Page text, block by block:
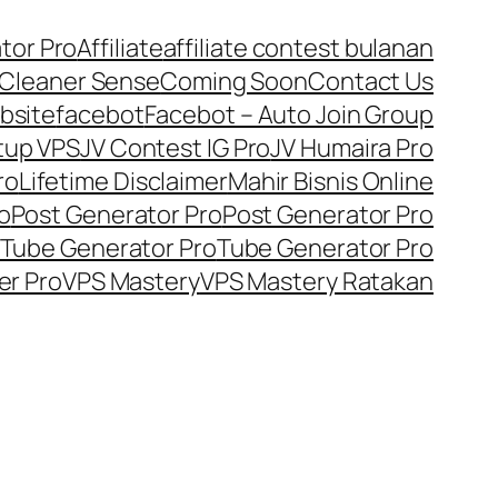
ProAffiliateaffiliate contest bulanan
SenseComing SoonContact Us
facebotFacebot – Auto Join Group
VPSJV Contest IG ProJV Humaira Pro
Lifetime DisclaimerMahir Bisnis Online
Post Generator ProPost Generator Pro
Tube Generator ProTube Generator Pro
ProVPS MasteryVPS Mastery Ratakan